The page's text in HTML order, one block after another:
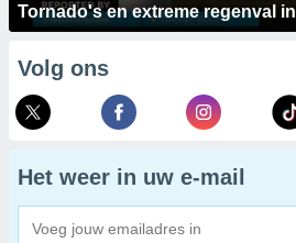
Tornado's en extreme regenval
Volg ons
Het weer in uw e-mail